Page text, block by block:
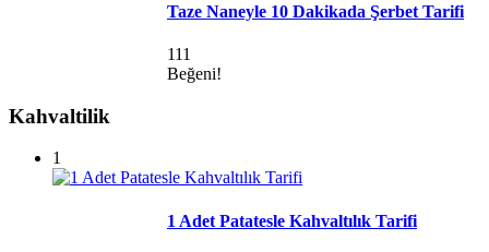
Taze Naneyle 10 Dakikada Şerbet Tarifi
111
Beğeni!
Kahvaltilik
1
1 Adet Patatesle Kahvaltılık Tarifi